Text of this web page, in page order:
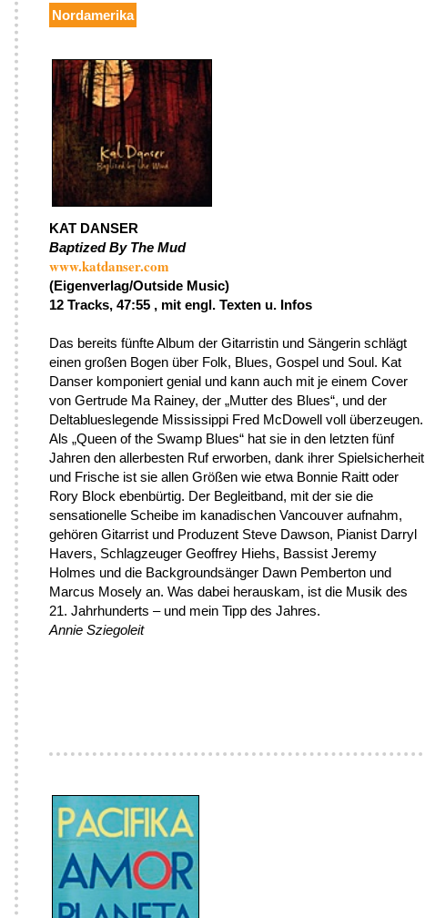
Nordamerika
KAT DANSER
Baptized By The Mud
www.katdanser.com
(Eigenverlag/Outside Music)
12 Tracks, 47:55 , mit engl. Texten u. Infos
Das bereits fünfte Album der Gitarristin und Sängerin schlägt
einen großen Bogen über Folk, Blues, Gospel und Soul. Kat
Danser komponiert genial und kann auch mit je einem Cover
von Gertrude Ma Rainey, der „Mutter des Blues“, und der
Deltablueslegende Mississippi Fred McDowell voll überzeugen.
Als „Queen of the Swamp Blues“ hat sie in den letzten fünf
Jahren den allerbesten Ruf erworben, dank ihrer Spielsicherheit
und Frische ist sie allen Größen wie etwa Bonnie Raitt oder
Rory Block ebenbürtig. Der Begleitband, mit der sie die
sensationelle Scheibe im kanadischen Vancouver aufnahm,
gehören Gitarrist und Produzent Steve Dawson, Pianist Darryl
Havers, Schlagzeuger Geoffrey Hiehs, Bassist Jeremy
Holmes und die Backgroundsänger Dawn Pemberton und
Marcus Mosely an. Was dabei herauskam, ist die Musik des
21. Jahrhunderts – und mein Tipp des Jahres.
Annie Sziegoleit